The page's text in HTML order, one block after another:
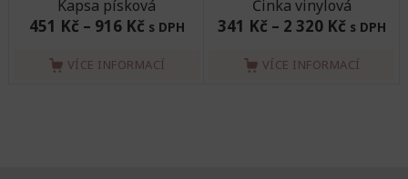
Kapsa písková
451 Kč– 916 Kč s DPH
VÍCE INFORMACÍ
Činka vinylová
341 Kč– 2 320 Kč s DPH
VÍCE INFORMACÍ